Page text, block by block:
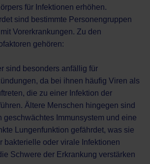
für Infektionen erhöhen.
sind bestimmte Personengruppen
Vorerkrankungen. Zu den
gehören:
sind besonders anfällig für
da bei ihnen häufig Viren als
die zu einer Infektion der
Ältere Menschen hingegen sind
geschwächtes Immunsystem und eine
Lungenfunktion gefährdet, was sie
bakterielle oder virale Infektionen
Schwere der Erkrankung verstärken